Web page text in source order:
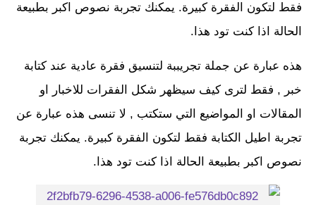
فقط لتكون الفقرة كبيرة. يمكنك تجربة نصوص اكبر بطبيعة
الحالة اذا كنت تود هذا.
هذه عبارة عن جملة تجريببة لتنسيق فقرة عادية عند كتابة
خبر , فقط لترى كيف سيظهر شكل الفقرات للاخبار او
المقالات او المواضيع التي ستكتب , لا تنسى هذه عبارة عن
تجربة اطيل الكتابة فقط لتكون الفقرة كبيرة. يمكنك تجربة
نصوص اكبر بطبيعة الحالة اذا كنت تود هذا.